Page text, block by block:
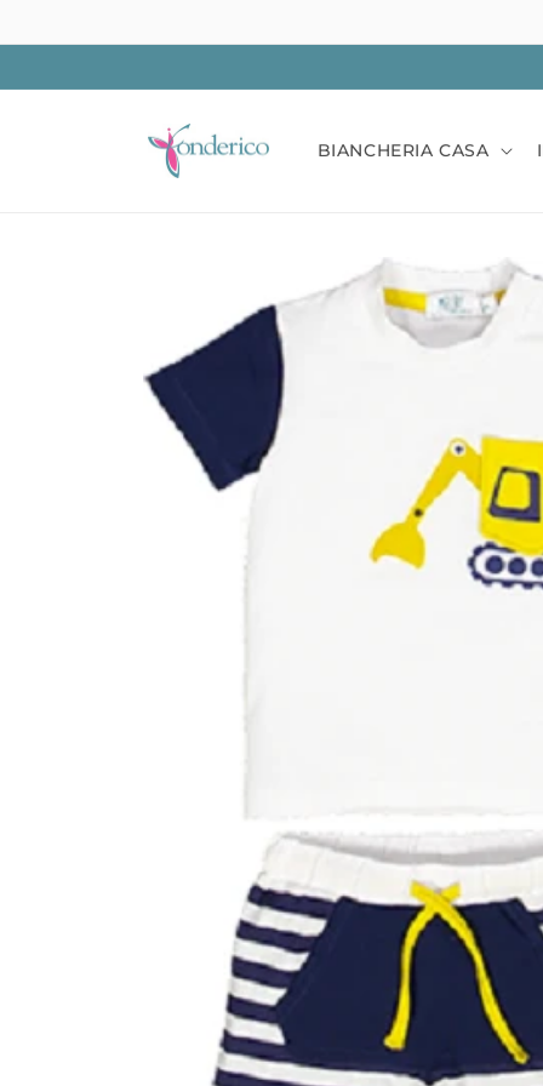
ai contenuti
BIANCHERIA CASA
sul prodotto